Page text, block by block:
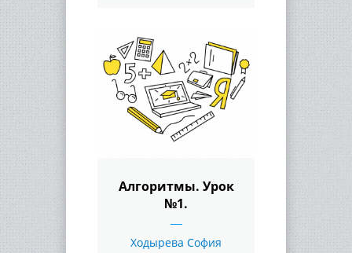
Алгоритмы. Урок
№1.
Ходырева София